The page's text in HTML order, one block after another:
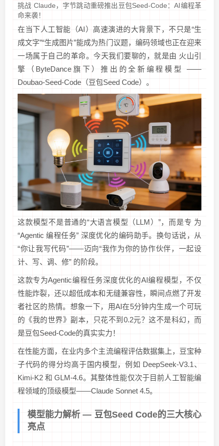
挑战 Claude，字节跳动重磅推出豆包Seed-Code：AI编程革
命来袭！
在当下人工智能（AI）高速演进的大背景下，不只是“生
成文字”“生成图片”能成为热门议题，编码领域也正在迎来
一场属于自己的革命。今天我们要聊的，就是由 火山引
擎（ByteDance旗下）推出的全新编程模型 ——
Doubao‑Seed‑Code（豆包Seed Code）。
这款模型不是普通的“大语言模型（LLM）”，而是专 为
“Agentic 编程任务” 深度优化的编码助手。换句话说，从
“你让我写代码”――迈向“我作为你的协作伙伴，一起设
计、写、调、修” 的阶段。
这款专为Agentic编程任务深度优化的AI编程模型，不仅
性能炸裂，还以超低成本和无缝兼容性，瞬间点燃了开发
者社区的热情。想象一下，用AI在5分钟内生成一个可玩
的《我的世界》副本，只花不到0.2元？这不是科幻，而
是豆包Seed-Code的真实实力！
在性能方面，在业内多个主流编程评估数据集上，豆宝种
子代码的得分均高于国内模型，例如 DeepSeek-V3.1、
Kimi-K2 和 GLM-4.6。其整体性能仅次于目前人工智能编
程领域的顶级模型——Claude Sonnet 4.5。
模型能力解析 — 豆包Seed Code的三大核心
亮点